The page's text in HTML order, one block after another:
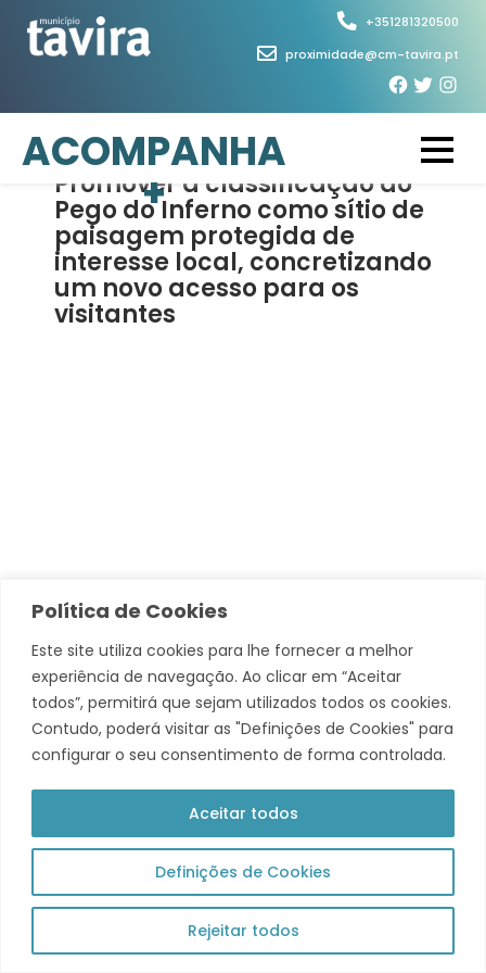
Política de Cookies
Este site utiliza cookies para lhe fornecer a melhor
experiência de navegação. Ao clicar em “Aceitar
todos”, permitirá que sejam utilizados todos os cookies.
Contudo, poderá visitar as "Definições de Cookies" para
configurar o seu consentimento de forma controlada.
Definições de Cookies
Rejeitar todos
Aceitar todos
+351281320500
proximidade@cm-tavira.pt
ACOMPANHA
+
5 de Março, 2026
Promover a classificação do
Pego do Inferno como sítio de
paisagem protegida de
interesse local, concretizando
um novo acesso para os
visitantes
© 2026 Município de Tavira. Todos os direitos reservados.
Política de Privacidade
Acompanha +